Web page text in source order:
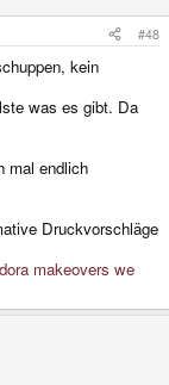
#48
kein
was es gibt. Da
mal endlich
Druckvorschläge
makeovers we